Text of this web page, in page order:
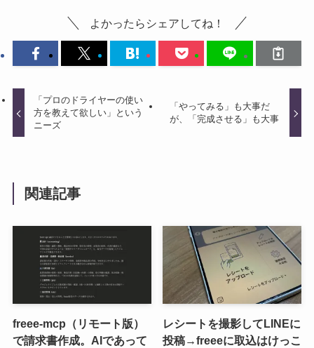
よかったらシェアしてね！
「プロのドライヤーの使い
方を教えて欲しい」という
ニーズ
「やってみる」も大事だ
が、「完成させる」も大事
関連記事
freee-mcp（リモート版）
で請求書作成。AIであって
レシートを撮影してLINEに
投稿→freeeに取込はけっこ